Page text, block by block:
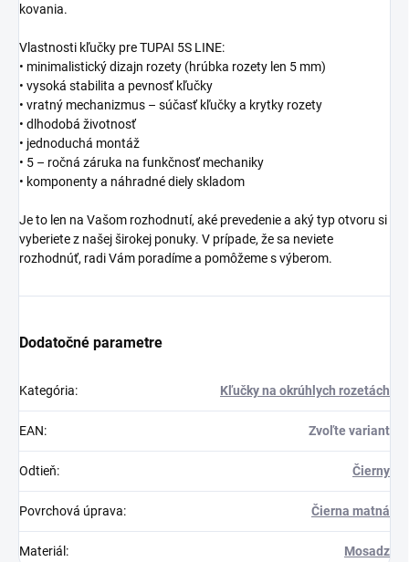
kovania.
Vlastnosti kľučky pre TUPAI 5S LINE:
• minimalistický dizajn rozety (hrúbka rozety len 5 mm)
• vysoká stabilita a pevnosť kľučky
• vratný mechanizmus – súčasť kľučky a krytky rozety
• dlhodobá životnosť
• jednoduchá montáž
• 5 – ročná záruka na funkčnosť mechaniky
• komponenty a náhradné diely skladom
Je to len na Vašom rozhodnutí, aké prevedenie a aký typ otvoru si
vyberiete z našej širokej ponuky. V prípade, že sa neviete
rozhodnúť, radi Vám poradíme a pomôžeme s výberom.
Dodatočné parametre
Kategória: Kľučky na okrúhlych rozetách
EAN: Zvoľte variant
Odtieň: Čierny
Povrchová úprava: Čierna matná
Materiál : Mosadz